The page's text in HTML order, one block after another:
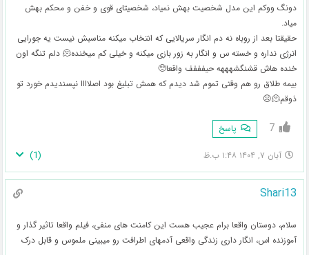
دونگ ووکم این مدل شخصیت بهش نمیاد، شخصیتای قوی و خفن و محکم بهش
میاد.
حقیقتا بعد از روباه نه دم انگار سریالایی که انتخاب میکنه مناسبش نیست یه جورایی
انرژی نداره و خسته س و انگار به زور بازی میکنه و خیلی کم میخنده🫠 دلم تنگه اون
خنده هاش قشنگشهههه حیفففف واقعا🥺
بیمه طلاق رو هم وقتی تموم شد دیدم که همش تبلیغ بود اصلاااا نپسندیدم خورد تو
ذوقم🫠☹️
7 پاسخ
آبان ۷, ۱۴۰۴ ۱:۴۸ ب.ظ (
1
)
Shari13
سلام، دوستان واقعا برام عجیب هست این کامنت های منفی، فیلم واقعا تاثیر گذار و
آموزنده اس، انگار داری زندگی واقعی آدمهای اطرافت رو میبینی ملموس و قابل درک